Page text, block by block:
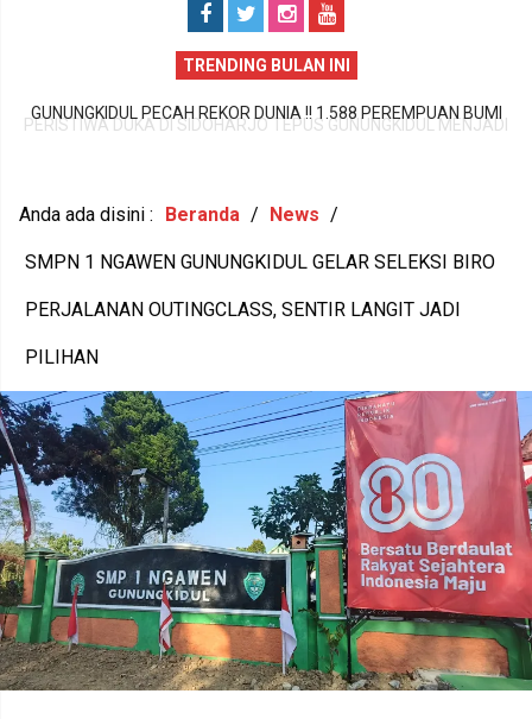
TRENDING BULAN INI
PERISTIWA DUKA DI SIDOHARJO TEPUS GUNUNGKIDUL MENJADI
Anda ada disini : Beranda / News /
SMPN 1 NGAWEN GUNUNGKIDUL GELAR SELEKSI BIRO
PERJALANAN OUTINGCLASS, SENTIR LANGIT JADI
PILIHAN